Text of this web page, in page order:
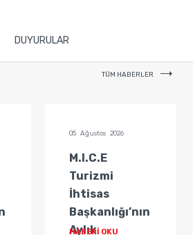
DUYURULAR
TÜM HABERLER
05 Ağustos 2026
M.I.C.E
Turizmi
İhtisas
Başkanlığı’nın
Aylık
HABERİ OKU